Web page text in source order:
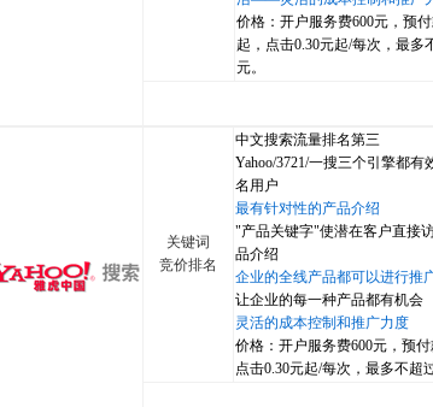
价格：开户服务费600元，预
起，点击0.30元起/每次，最多
元。
关键词
竞价排名
中文搜索流量排名第三
Yahoo/3721/一搜三个引擎都有
名用户
最有针对性的产品介绍
"产品关键字"使潜在客户直接
品介绍
企业的全线产品都可以进行推
让企业的每一种产品都有机会
灵活的成本控制和推广力度
价格：开户服务费600元，预付
点击0.30元起/每次，最多不超